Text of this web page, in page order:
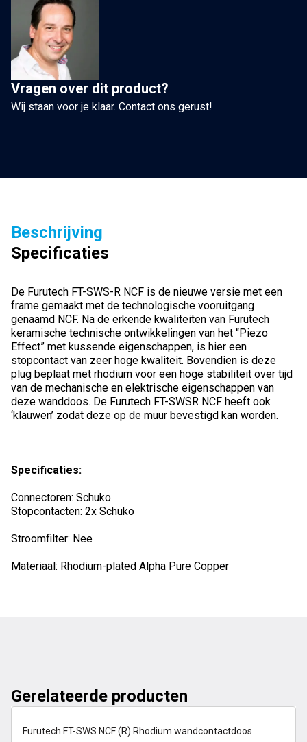
schuko
stuk
aantal
Vragen over dit product?
Wij staan voor je klaar. Contact ons gerust!
Beschrijving
Specificaties
De Furutech FT-SWS-R NCF is de nieuwe versie met een
frame gemaakt met de technologische vooruitgang
genaamd NCF. Na de erkende kwaliteiten van Furutech
keramische technische ontwikkelingen van het “Piezo
Effect” met kussende eigenschappen, is hier een
stopcontact van zeer hoge kwaliteit. Bovendien is deze
plug beplaat met rhodium voor een hoge stabiliteit over tijd
van de mechanische en elektrische eigenschappen van
deze wanddoos. De Furutech FT-SWSR NCF heeft ook
‘klauwen’ zodat deze op de muur bevestigd kan worden.
Specificaties:
Connectoren: Schuko
Stopcontacten: 2x Schuko
Stroomfilter: Nee
Materiaal: Rhodium-plated Alpha Pure Copper
Gerelateerde producten
Furutech FT-SWS NCF (R) Rhodium wandcontactdoos